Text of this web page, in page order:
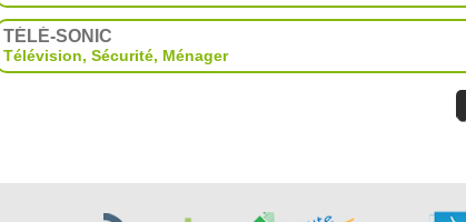
TÉLÉ-SONIC
Télévision, Sécurité, Ménager